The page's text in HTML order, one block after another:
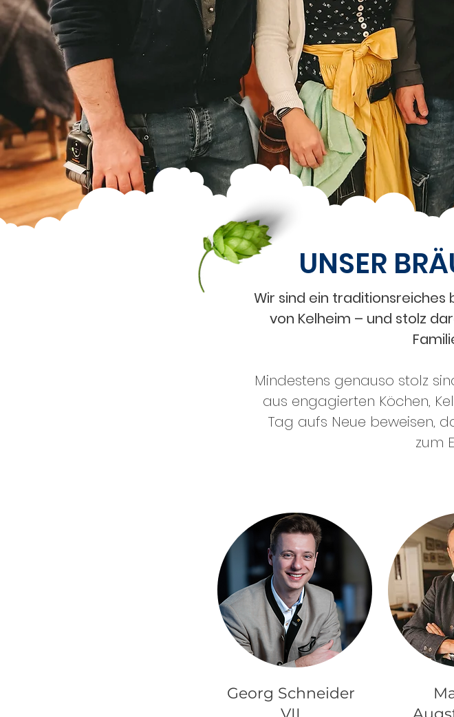
UNSER
Wir sind ein traditionsreiches
von Kelheim – und stolz
Mindestens genauso stolz
aus engagierten Köchen,
Tag aufs Neue beweisen,
zum
Georg Schneider